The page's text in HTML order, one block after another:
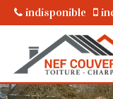
indisponible